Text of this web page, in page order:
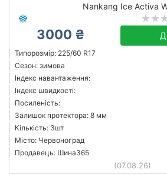
Nankang Ice Activa
3000 ₴
Типорозмір: 225/60 R17
Сезон: зимова
Індекс навантаження:
Індекс швидкості:
Посиленість:
Залишок протектора: 8 мм
Кількість: 3шт
Місто: Червоноград
Продавець: Шина365
(07.08.26)